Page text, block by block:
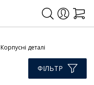
Корпусні деталі
ФІЛЬТР